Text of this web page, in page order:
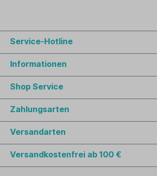
Service-Hotline
Informationen
Shop Service
Zahlungsarten
Versandarten
Versandkostenfrei ab 100 €